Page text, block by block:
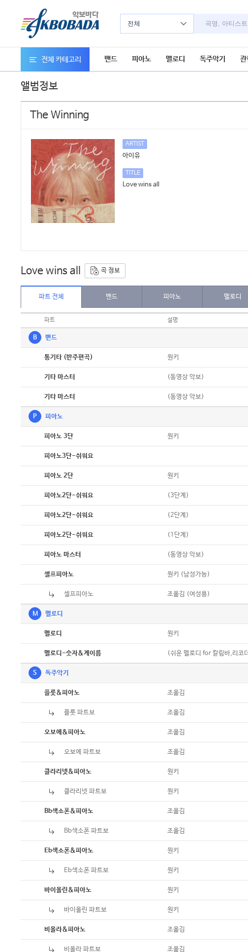
전체
전체 카테고리 밴드 피아노 멜로디 독주악기 관
앨범정보
The Winning
ARTIST
아이유
TITLE
Love wins all
Love wins all 곡 정보
파트 전체 밴드 피아노 멜로디
파트 설명
B 밴드
통기타 (반주편곡) 원키
기타 마스터 (동영상 악보)
기타 마스터 (동영상 악보)
P 피아노
피아노 3단 원키
피아노3단-쉬워요
피아노 2단 원키
피아노2단-쉬워요 (3단계)
피아노2단-쉬워요 (2단계)
피아노2단-쉬워요 (1단계)
피아노 마스터 (동영상 악보)
셀프피아노 원키 (남성가능)
셀프피아노 조옮김 (여성용)
M 멜로디
멜로디 원키
멜로디-숫자&계이름 (쉬운 멜로디 for 칼림바,리코
S 독주악기
플룻&피아노 조옮김
플룻 파트보 조옮김
오보에&피아노 조옮김
오보에 파트보 조옮김
클라리넷&피아노 원키
클라리넷 파트보 원키
Bb색소폰&피아노 조옮김
Bb색소폰 파트보 조옮김
Eb색소폰&피아노 원키
Eb색소폰 파트보 원키
바이올린&피아노 원키
바이올린 파트보 원키
비올라&피아노 조옮김
비올라 파트보 조옮김